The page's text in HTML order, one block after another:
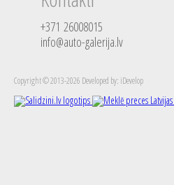
+371 26008015
info@auto-galerija.lv
Copyright © 2013-2026 Developed by: iDevelop